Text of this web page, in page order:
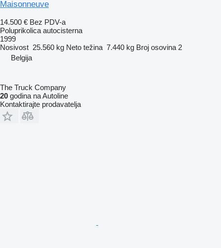
Maisonneuve
14.500 € Bez PDV-a
Poluprikolica autocisterna
1999
Nosivost 25.560 kg Neto težina 7.440 kg Broj osovina 2
Belgija
The Truck Company
20 godina na Autoline
Kontaktirajte prodavatelja